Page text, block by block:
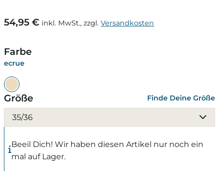
54,95 € inkl. MwSt., zzgl. Versandkosten
Farbe
ecrue
Größe Finde Deine Größe
35/36
Beeil Dich! Wir haben diesen Artikel nur noch ein
mal auf Lager.